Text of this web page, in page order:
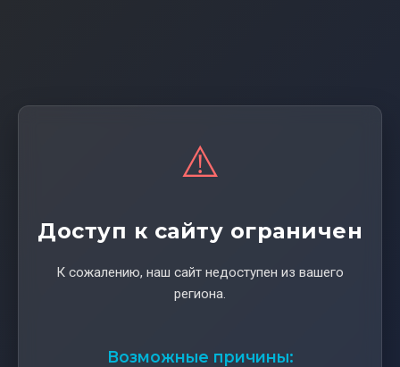
⚠️
Доступ к сайту ограничен
К сожалению, наш сайт недоступен из вашего
региона.
Возможные причины: